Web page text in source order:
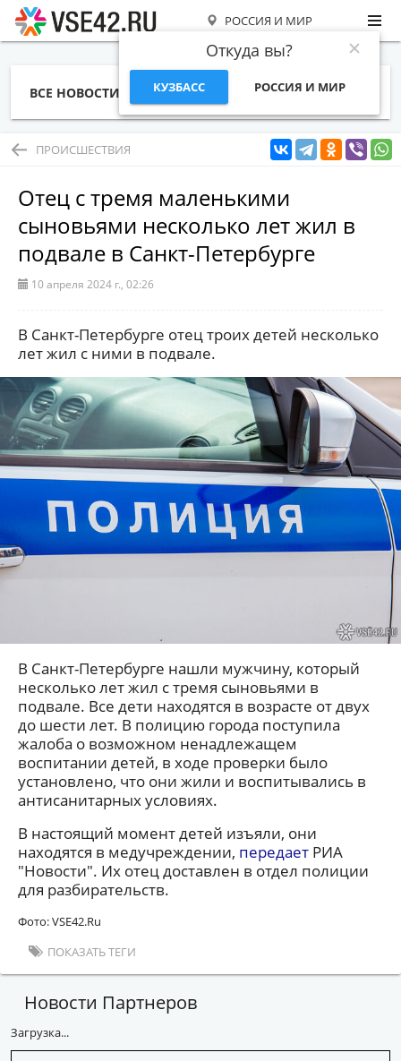
РОССИЯ И МИР
Откуда вы?
КУЗБАСС РОССИЯ И МИР
ВСЕ НОВОСТИ СТАТЬИ ТЕМЫ ФОТО
ПРОИСШЕСТВИЯ
Отец с тремя маленькими
сыновьями несколько лет жил в
подвале в Санкт-Петербурге
10 апреля 2024 г., 02:26
В Санкт-Петербурге отец троих детей несколько
лет жил с ними в подвале.
В Санкт-Петербурге нашли мужчину, который
несколько лет жил с тремя сыновьями в
подвале. Все дети находятся в возрасте от двух
до шести лет. В полицию города поступила
жалоба о возможном ненадлежащем
воспитании детей, в ходе проверки было
установлено, что они жили и воспитывались в
антисанитарных условиях.
В настоящий момент детей изъяли, они
находятся в медучреждении, передает РИА
"Новости". Их отец доставлен в отдел полиции
для разбирательств.
Фото: VSE42.Ru
ПОКАЗАТЬ ТЕГИ
Новости Партнеров
Загрузка...